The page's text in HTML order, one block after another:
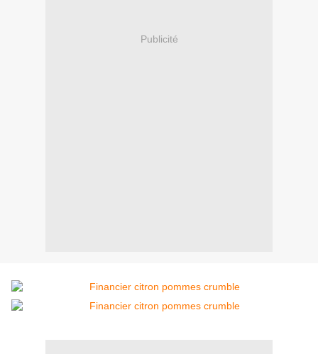
Publicité